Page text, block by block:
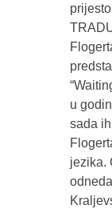
u
sada
jezika.